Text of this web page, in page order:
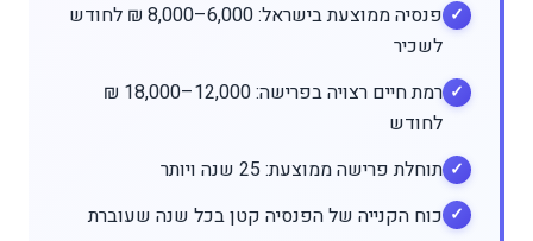
פנסיה ממוצעת בישראל: 6,000–8,000 ₪ לחודש
לשכיר
רמת חיים רצויה בפרישה: 12,000–18,000 ₪
לחודש
תוחלת פרישה ממוצעת: 25 שנה ויותר
כוח הקנייה של הפנסיה קטן בכל שנה שעוברת